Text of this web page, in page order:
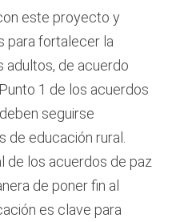
este proyecto y
para fortalecer la
adultos, de acuerdo
1 de los acuerdos
seguirse
de educación rural.
de los acuerdos de paz
de poner fin al
es clave para